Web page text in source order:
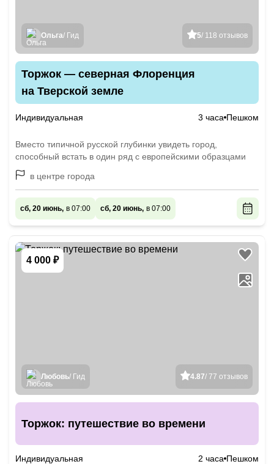
5/ 118 отзывов
Ольга/ Гид
Торжок — северная Флоренция
на Тверской земле
Индивидуальная 3 часа Пешком
Вместо типичной русской глубинки увидеть город,
способный встать в один ряд с европейскими образцами
в центре города
сб, 20 июнь, в 07:00 сб, 20 июнь, в 07:00
4 000 ₽
4.87/ 77 отзывов
Любовь/ Гид
Торжок: путешествие во времени
Индивидуальная 2 часа Пешком